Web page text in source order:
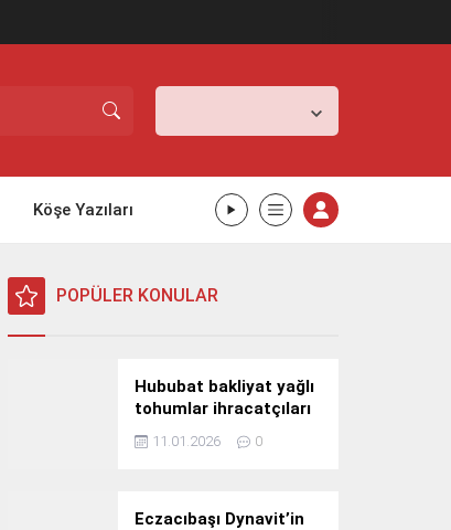
Köşe Yazıları
POPÜLER KONULAR
Hububat bakliyat yağlı
tohumlar ihracatçıları
Güney Kore yolcusu
11.01.2026 0
Eczacıbaşı Dynavit’in